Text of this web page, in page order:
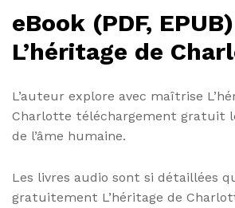
eBook (PDF, EPUB)
L’héritage de
L’auteur explore avec maîtrise
Charlotte téléchargement gratuit
de l’âme humaine.
Les livres audio sont si détaillées
gratuitement L’héritage de